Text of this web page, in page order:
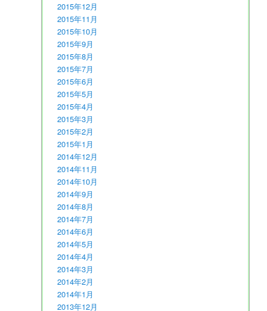
2015年12月
2015年11月
2015年10月
2015年9月
2015年8月
2015年7月
2015年6月
2015年5月
2015年4月
2015年3月
2015年2月
2015年1月
2014年12月
2014年11月
2014年10月
2014年9月
2014年8月
2014年7月
2014年6月
2014年5月
2014年4月
2014年3月
2014年2月
2014年1月
2013年12月